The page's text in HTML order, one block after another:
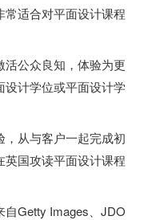
适合对平面设计课程
公众良知，体验为更
设计学位或平面设计学
从与客户一起完成初
国攻读平面设计课程
Getty Images、JDO